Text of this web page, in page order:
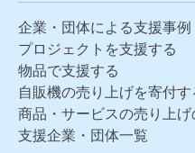
企業・団体による支援事例
プロジェクトを支援する
物品で支援する
自販機の売り上げを寄付す
商品・サービスの売り上
支援企業・団体一覧